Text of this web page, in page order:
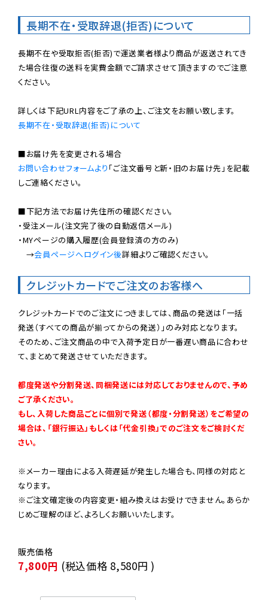
長期不在・受取辞退(拒否)について
長期不在や受取拒否(拒否)で運送業者様より商品が返送されてき
た場合往復の送料を実費金額でご請求させて頂きますのでご注意
ください。
長期不在・受取辞退(拒否)について
お問い合わせフォームより 「ご注文番号と新・旧のお届け先」を記載
しご連絡ください。
■下記方法でお届け先住所の確認ください。
・受注メール(注文完了後の自動返信メール)
・MYページの購入履歴(会員登録済の方のみ)
→会員ページへログイン後詳細よりご確認ください。
クレジットカードでご注文のお客様へ
クレジットカードでのご注文につきましては、商品の発送は「一括
発送（すべての商品が揃ってからの発送）」のみ対応となります。
そのため、ご注文商品の中で入荷予定日が一番遅い商品に合わせ
て、まとめて発送させていただきます。
都度発送や分割発送、同梱発送には対応しておりませんので、予め
ご了承ください。
もし、入荷した商品ごとに個別で発送（都度・分割発送）をご希望の
場合は、「銀行振込」もしくは「代金引換」でのご注文をご検討くだ
さい。
※メーカー理由による入荷遅延が発生した場合も、同様の対応と
なります。
※ご注文確定後の内容変更・組み換えはお受けできません。あらか
じめご理解のほど、よろしくお願いいたします。
7,800円 (税込価格 8,580円 )